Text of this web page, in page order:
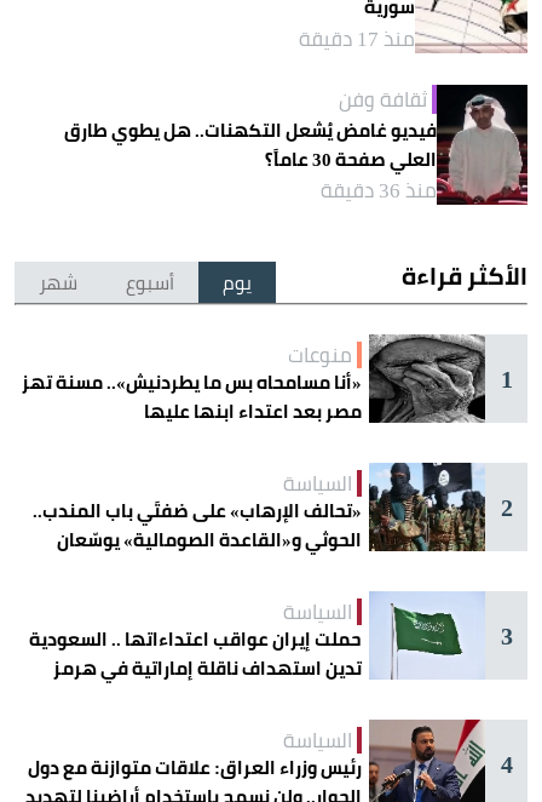
سورية
منذ 17 دقيقة
ثقافة وفن
فيديو غامض يُشعل التكهنات.. هل يطوي طارق
العلي صفحة 30 عاماً؟
منذ 36 دقيقة
الأكثر قراءة يوم أسبوع شهر
1
منوعات
«أنا مسامحاه بس ما يطردنيش».. مسنة تهز
مصر بعد اعتداء ابنها عليها
2
السياسة
«تحالف الإرهاب» على ضفتَي باب المندب..
الحوثي و«القاعدة الصومالية» يوسّعان
3
السياسة
حملت إيران عواقب اعتداءاتها .. السعودية
تدين استهداف ناقلة إماراتية في هرمز
4
السياسة
رئيس وزراء العراق: علاقات متوازنة مع دول